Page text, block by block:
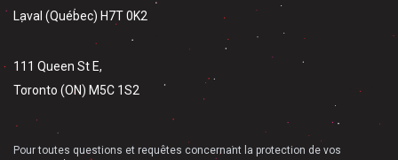
Laval (Québec) H7T 0K2
111 Queen St E,
Toronto (ON) M5C 1S2
Pour toutes questions et requêtes concernant la protection de vos